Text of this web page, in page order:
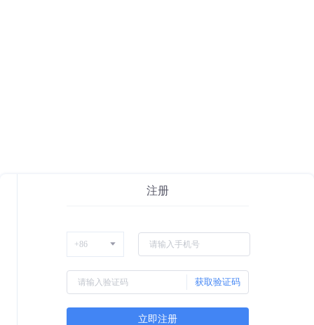
注册
获取验证码
立即注册